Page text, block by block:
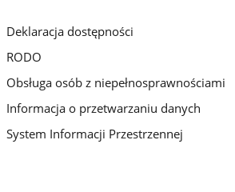
Deklaracja dostępności
RODO
Obsługa osób z niepełnosprawnościami
Informacja o przetwarzaniu danych
System Informacji Przestrzennej